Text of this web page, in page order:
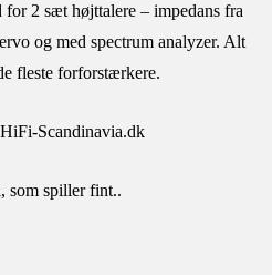
2 sæt højttalere – impedans fra
og med spectrum analyzer. Alt
fleste forforstærkere.
Scandinavia.dk
som spiller fint..